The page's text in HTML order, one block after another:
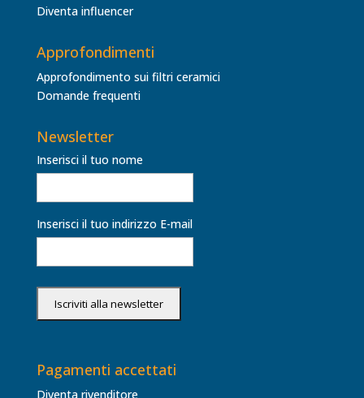
Diventa influencer
Approfondimenti
Approfondimento sui filtri ceramici
Domande frequenti
Newsletter
Inserisci il tuo nome
Inserisci il tuo indirizzo E-mail
Pagamenti accettati
Diventa rivenditore